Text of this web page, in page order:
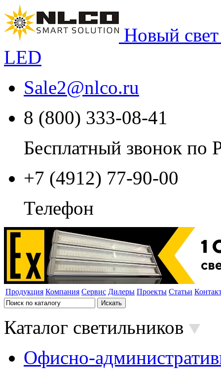
Новый
LED
Sale2@nlco.ru
8 (800) 333-08-41
Бесплатный звонок по
+7 (4912) 77-90-00
Телефон
Продукция Компания Сервис Дилеры Проекты Статьи
Каталог светильников
Офисно-